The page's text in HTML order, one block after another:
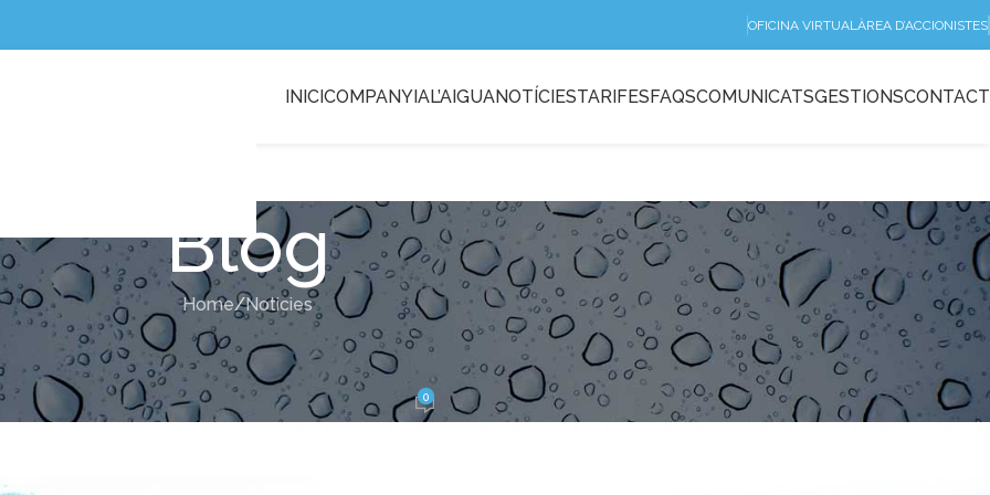
OFICINA VIRTUAL ÀREA D’ACCIONISTES
INICICOMPANYIAL’AIGUANOTÍCIESTARIFESFAQSCOMUNICATSGESTIONS
Blog
Home Noticies
NOTICIES
s’adopten mesures urgents per pal·liar els efectes de la sequera
Publicat perSònia FiguerolaOn 17/04/2024 0